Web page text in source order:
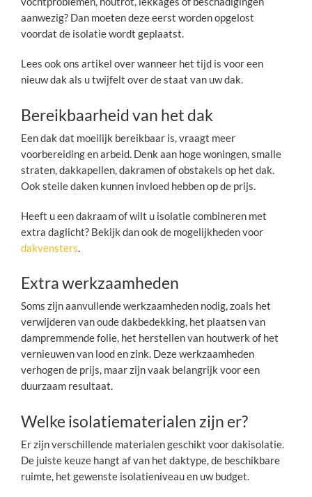
aanwezig? Dan moeten deze eerst worden opgelost
voordat de isolatie wordt geplaatst.
Lees ook ons artikel over wanneer het tijd is voor een
nieuw dak als u twijfelt over de staat van uw dak.
Bereikbaarheid van het dak
Een dak dat moeilijk bereikbaar is, vraagt meer
voorbereiding en arbeid. Denk aan hoge woningen, smalle
straten, dakkapellen, dakramen of obstakels op het dak.
Ook steile daken kunnen invloed hebben op de prijs.
Heeft u een dakraam of wilt u isolatie combineren met
extra daglicht? Bekijk dan ook de mogelijkheden voor
dakvensters.
Extra werkzaamheden
Soms zijn aanvullende werkzaamheden nodig, zoals het
verwijderen van oude dakbedekking, het plaatsen van
dampremmende folie, het herstellen van houtwerk of het
vernieuwen van lood en zink. Deze werkzaamheden
verhogen de prijs, maar zijn vaak belangrijk voor een
duurzaam resultaat.
Welke isolatiematerialen zijn er?
Er zijn verschillende materialen geschikt voor dakisolatie.
De juiste keuze hangt af van het daktype, de beschikbare
ruimte, het gewenste isolatieniveau en uw budget.